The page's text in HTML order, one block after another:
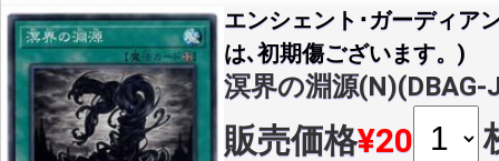
エンシェント･ガーディア
は､初期傷ございます。)
溟界の淵源(N)(DBAG-
販売価格¥20